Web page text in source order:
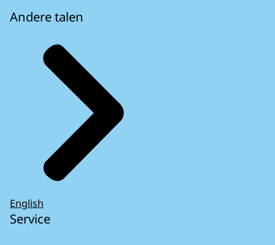
Andere talen
English
Service